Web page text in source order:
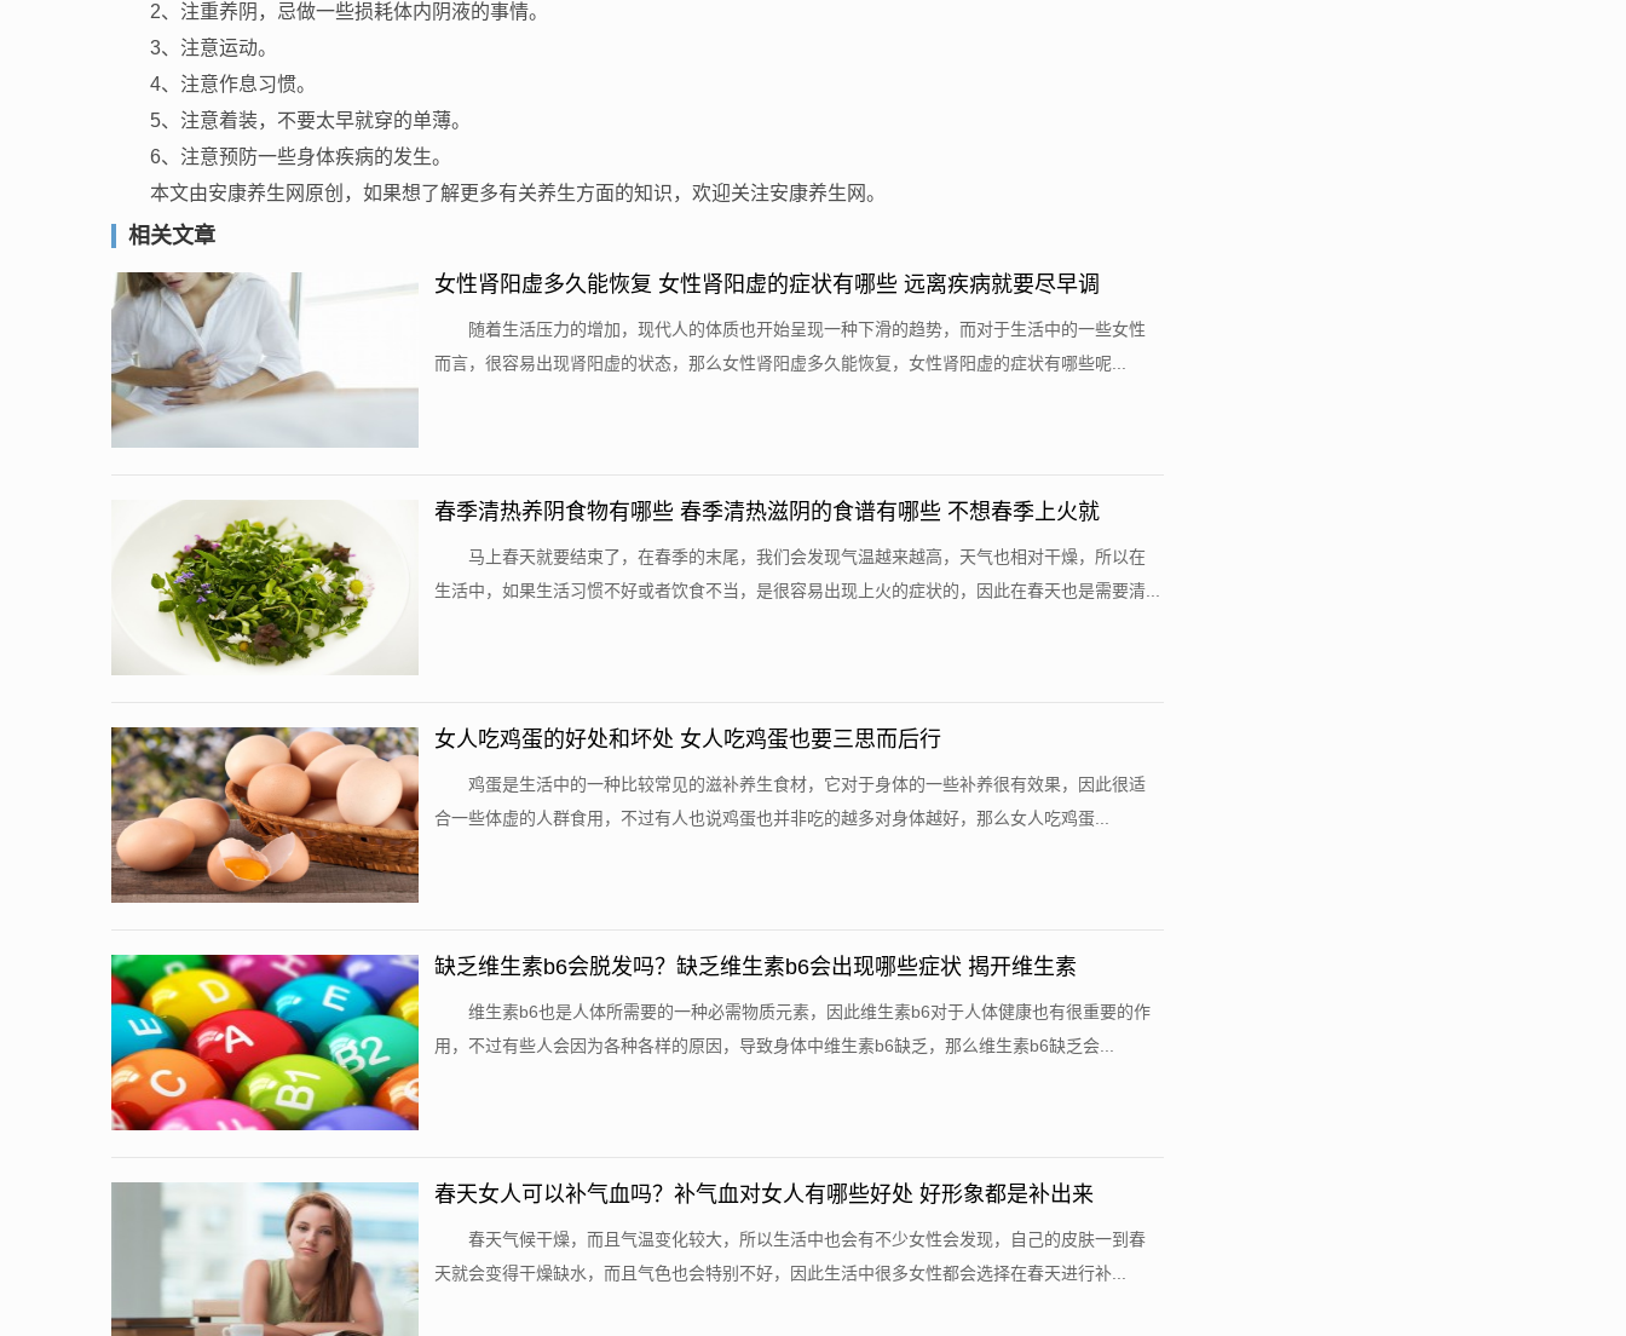
2、注重养阴，忌做一些损耗体内阴液的事情。
3、注意运动。
4、注意作息习惯。
5、注意着装，不要太早就穿的单薄。
6、注意预防一些身体疾病的发生。
本文由安康养生网原创，如果想了解更多有关养生方面的知识，欢迎关注安康养生网。
相关文章
女性肾阳虚多久能恢复 女性肾阳虚的症状有哪些 远离疾病就要尽早调
随着生活压力的增加，现代人的体质也开始呈现一种下滑的趋势，而对于生活中的一些女性
而言，很容易出现肾阳虚的状态，那么女性肾阳虚多久能恢复，女性肾阳虚的症状有哪些呢...
春季清热养阴食物有哪些 春季清热滋阴的食谱有哪些 不想春季上火就
马上春天就要结束了，在春季的末尾，我们会发现气温越来越高，天气也相对干燥，所以在
生活中，如果生活习惯不好或者饮食不当，是很容易出现上火的症状的，因此在春天也是需要清...
女人吃鸡蛋的好处和坏处 女人吃鸡蛋也要三思而后行
鸡蛋是生活中的一种比较常见的滋补养生食材，它对于身体的一些补养很有效果，因此很适
合一些体虚的人群食用，不过有人也说鸡蛋也并非吃的越多对身体越好，那么女人吃鸡蛋...
缺乏维生素b6会脱发吗？缺乏维生素b6会出现哪些症状 揭开维生素
维生素b6也是人体所需要的一种必需物质元素，因此维生素b6对于人体健康也有很重要的作
用，不过有些人会因为各种各样的原因，导致身体中维生素b6缺乏，那么维生素b6缺乏会...
春天女人可以补气血吗？补气血对女人有哪些好处 好形象都是补出来
春天气候干燥，而且气温变化较大，所以生活中也会有不少女性会发现，自己的皮肤一到春
天就会变得干燥缺水，而且气色也会特别不好，因此生活中很多女性都会选择在春天进行补...